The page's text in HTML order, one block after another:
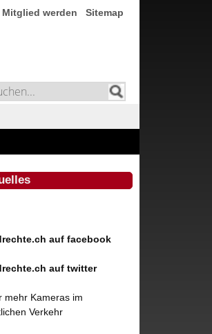
Mitglied werden Sitemap
auf facebook
auf twitter
mehr Kameras im
Verkehr